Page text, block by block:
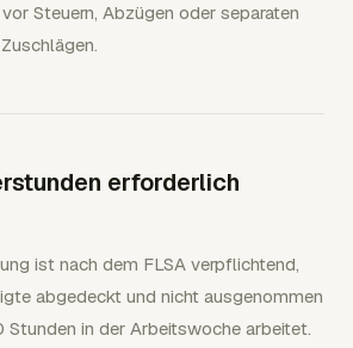
Steuern, Abzügen oder separaten
erforderlich
ist nach dem FLSA verpflichtend,
abgedeckt und nicht ausgenommen
in der Arbeitswoche arbeitet.